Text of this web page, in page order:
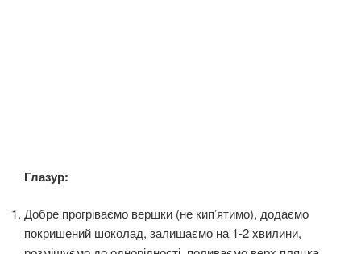
Глазур:
Добре прогріваємо вершки (не кип’ятимо), додаємо
покришений шоколад, залишаємо на 1-2 хвилини,